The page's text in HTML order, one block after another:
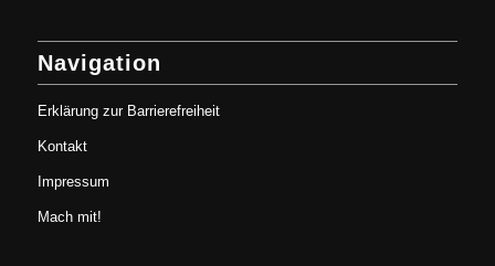
Navigation
Erklärung zur Barrierefreiheit
Kontakt
Impressum
Mach mit!